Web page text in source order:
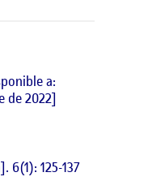
a:
de 2022]
6(1): 125-137